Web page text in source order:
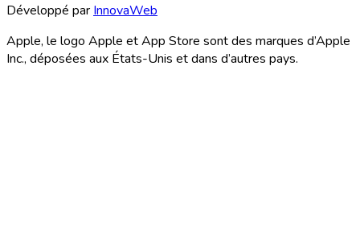
Développé par InnovaWeb
Apple, le logo Apple et App Store sont des marques d’Apple
Inc., déposées aux États-Unis et dans d’autres pays.